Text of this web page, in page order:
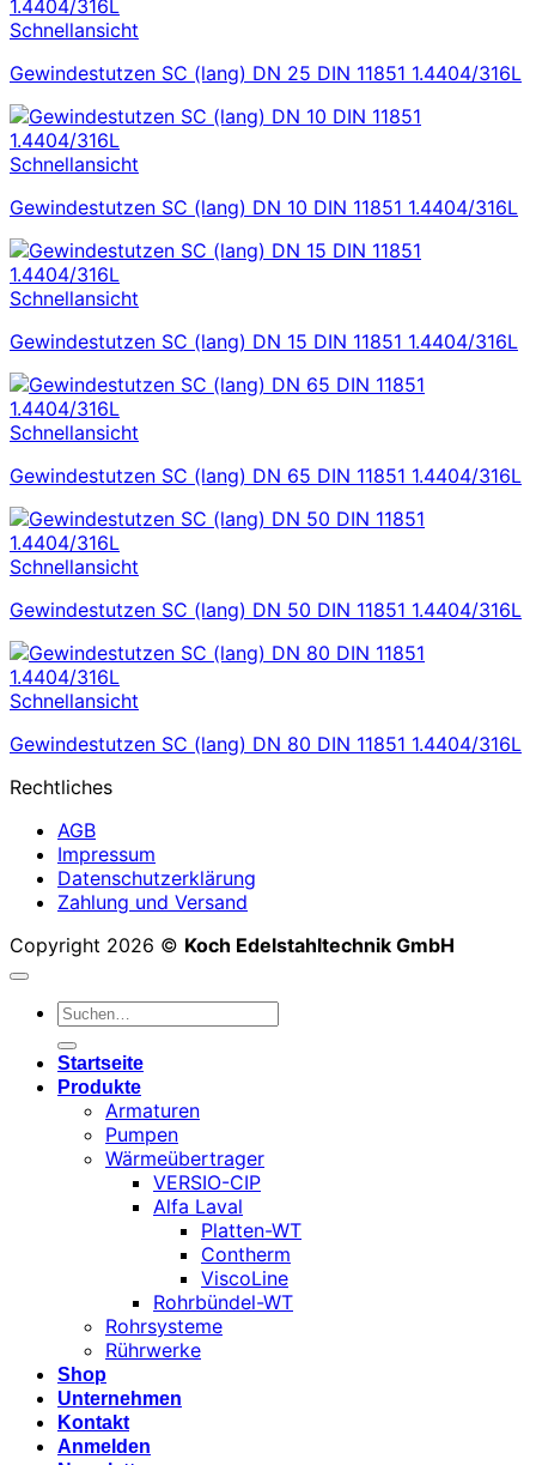
Schnellansicht
Gewindestutzen SC (lang) DN 25 DIN 11851 1.4404/316L
Schnellansicht
Gewindestutzen SC (lang) DN 10 DIN 11851 1.4404/316L
Schnellansicht
Gewindestutzen SC (lang) DN 15 DIN 11851 1.4404/316L
Schnellansicht
Gewindestutzen SC (lang) DN 65 DIN 11851 1.4404/316L
Schnellansicht
Gewindestutzen SC (lang) DN 50 DIN 11851 1.4404/316L
Schnellansicht
Gewindestutzen SC (lang) DN 80 DIN 11851 1.4404/316L
Rechtliches
AGB
Impressum
Datenschutzerklärung
Zahlung und Versand
Copyright 2026 © Koch Edelstahltechnik GmbH
Suchen
Startseite
Produkte
Armaturen
Pumpen
Wärmeübertrager
VERSIO-CIP
Alfa Laval
Platten-WT
Contherm
ViscoLine
Rohrbündel-WT
Rohrsysteme
Rührwerke
Shop
Unternehmen
Kontakt
Anmelden